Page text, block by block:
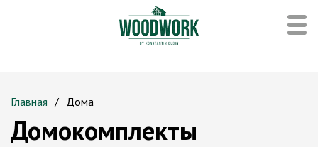
Главная Дома
Домокомплекты